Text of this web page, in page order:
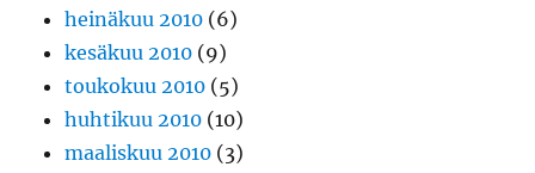
heinäkuu 2010 (6)
kesäkuu 2010 (9)
toukokuu 2010 (5)
huhtikuu 2010 (10)
maaliskuu 2010 (3)